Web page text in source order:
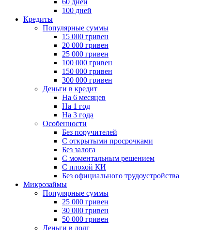
60 дней
100 дней
Кредиты
Популярные суммы
15 000 гривен
20 000 гривен
25 000 гривен
100 000 гривен
150 000 гривен
300 000 гривен
Деньги в кредит
На 6 месяцев
На 1 год
На 3 года
Особенности
Без поручителей
С открытыми просрочками
Без залога
С моментальным решением
С плохой КИ
Без официального трудоустройства
Микрозаймы
Популярные суммы
25 000 гривен
30 000 гривен
50 000 гривен
Деньги в долг